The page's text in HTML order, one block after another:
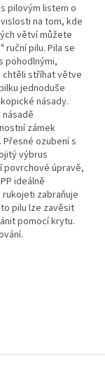
pilovým listem o
na tom, kde
větví můžete
pilu. Pila se
pohodlnými,
chtěli stříhat větve
jednoduše
násady.
zámek
ozubení s
výbrus
povrchové úpravě,
ideálně
zabraňuje
pilu lze zavěsit
pomocí krytu.